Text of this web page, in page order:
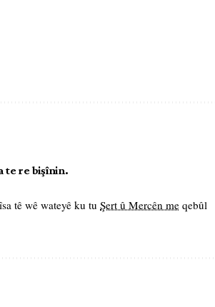
te re bişînin.
tê wê wateyê ku tu Şert û Mercên me qebûl